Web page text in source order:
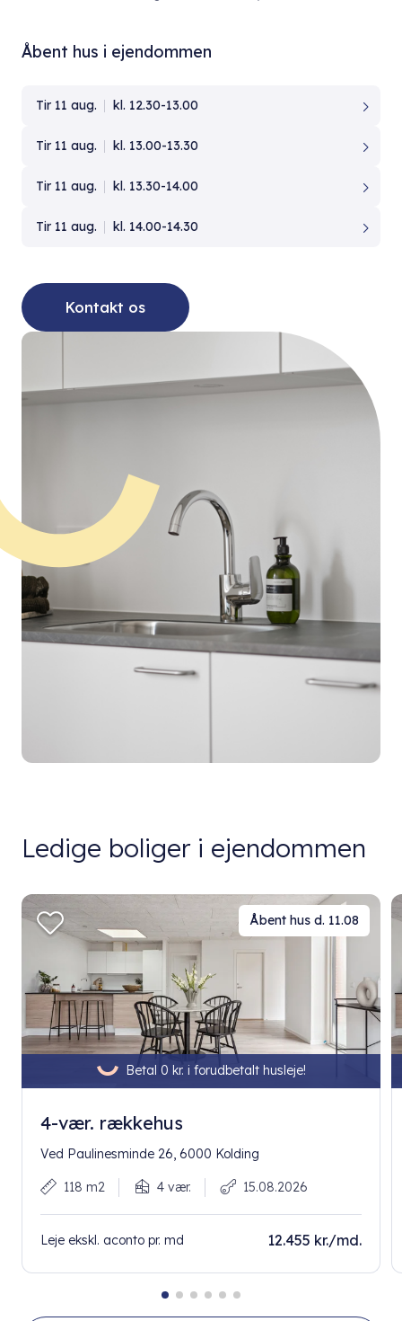
Åbent hus i ejendommen
Tir 11 aug. kl. 12.30-13.00
Tir 11 aug. kl. 13.00-13.30
Tir 11 aug. kl. 13.30-14.00
Tir 11 aug. kl. 14.00-14.30
Kontakt os
Ledige boliger i ejendommen
Betal 0 kr. i forudbetalt husleje!
Åbent hus d. 11.08
4-vær. rækkehus
Ved Paulinesminde 26, 6000 Kolding
118 m2 4 vær. 15.08.2026
Leje ekskl. aconto pr. md 12.455 kr./md.